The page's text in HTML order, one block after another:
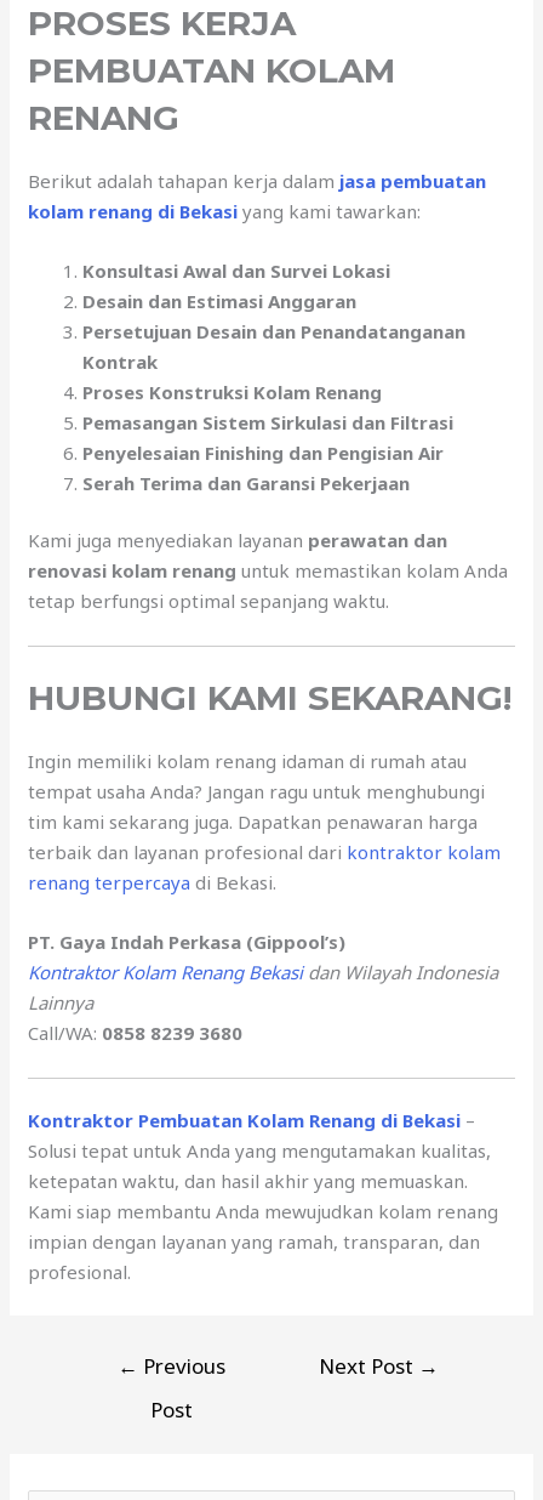
PROSES KERJA
PEMBUATAN KOLAM
RENANG
Berikut adalah tahapan kerja dalam jasa pembuatan
kolam renang di Bekasi yang kami tawarkan:
Konsultasi Awal dan Survei Lokasi
Desain dan Estimasi Anggaran
Persetujuan Desain dan Penandatanganan
Kontrak
Proses Konstruksi Kolam Renang
Pemasangan Sistem Sirkulasi dan Filtrasi
Penyelesaian Finishing dan Pengisian Air
Serah Terima dan Garansi Pekerjaan
Kami juga menyediakan layanan perawatan dan
renovasi kolam renang untuk memastikan kolam Anda
tetap berfungsi optimal sepanjang waktu.
HUBUNGI KAMI SEKARANG!
Ingin memiliki kolam renang idaman di rumah atau
tempat usaha Anda? Jangan ragu untuk menghubungi
tim kami sekarang juga. Dapatkan penawaran harga
terbaik dan layanan profesional dari kontraktor kolam
renang terpercaya di Bekasi.
PT. Gaya Indah Perkasa (Gippool’s)
Kontraktor Kolam Renang Bekasidan Wilayah Indonesia
Lainnya
Call/WA: 0858 8239 3680
Kontraktor Pembuatan Kolam Renang di Bekasi –
Solusi tepat untuk Anda yang mengutamakan kualitas,
ketepatan waktu, dan hasil akhir yang memuaskan.
Kami siap membantu Anda mewujudkan kolam renang
impian dengan layanan yang ramah, transparan, dan
profesional.
← Previous
Post
Next Post →